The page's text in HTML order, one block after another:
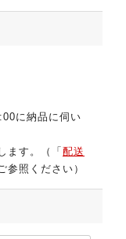
に納品に伺い
ます。（「 配送
参照ください）